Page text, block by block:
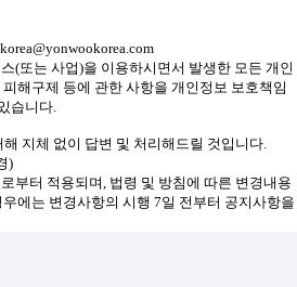
(또는 사업)을 이용하시면서 발생한 모든 개인
해구제 등에 관한 사항을 개인정보 보호책임
습니다.
지체 없이 답변 및 처리해드릴 것입니다.
)
부터 적용되며, 법령 및 방침에 따른 변경내용
에는 변경사항의 시행 7일 전부터 공지사항을